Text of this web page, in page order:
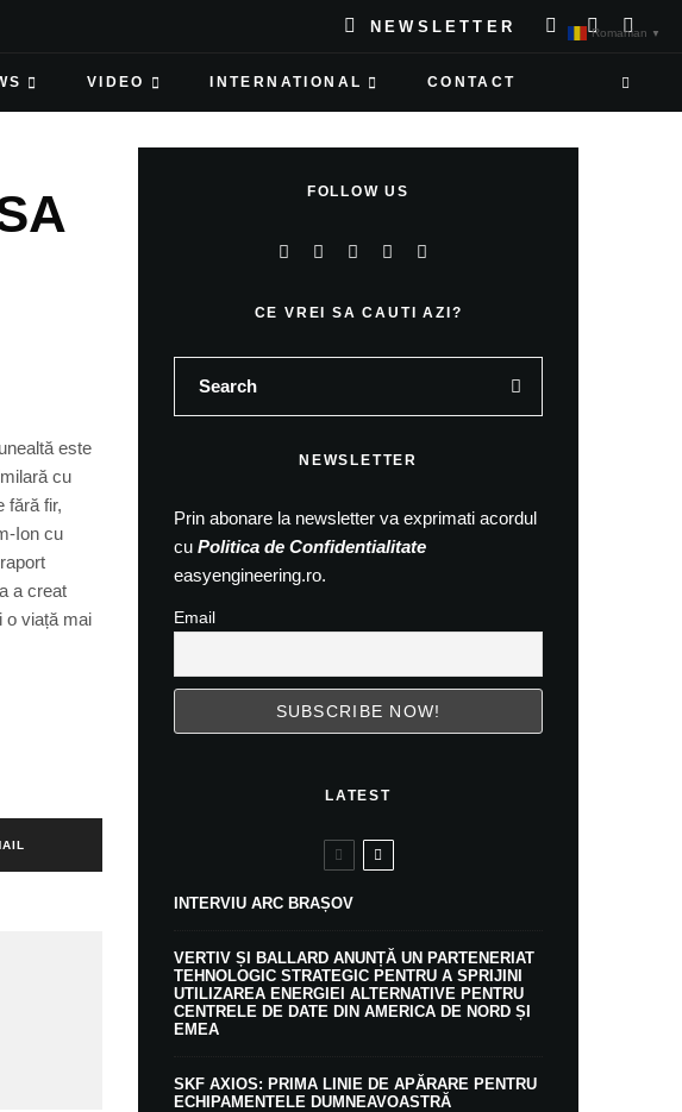
NEWSLETTER
VIDEO INTERNATIONAL CONTACT
este
cu
fără fir,
Ion cu
a creat
o viață mai
FOLLOW US
CE VREI SA CAUTI AZI?
NEWSLETTER
Prin abonare la newsletter va exprimati acordul
cu Politica de Confidentialitate
easyengineering.ro.
Email
LATEST
INTERVIU ARC BRAȘOV
VERTIV ȘI BALLARD ANUNȚĂ UN PARTENERIAT
TEHNOLOGIC STRATEGIC PENTRU A SPRIJINI
UTILIZAREA ENERGIEI ALTERNATIVE PENTRU
CENTRELE DE DATE DIN AMERICA DE NORD ȘI
EMEA
SKF AXIOS: PRIMA LINIE DE APĂRARE PENTRU
ECHIPAMENTELE DUMNEAVOASTRĂ
Romanian ▼